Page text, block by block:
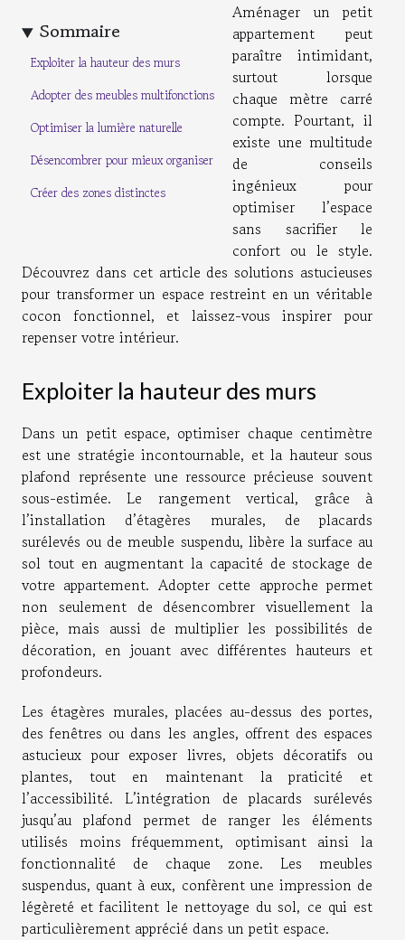
Sommaire
Exploiter la hauteur des murs
Adopter des meubles multifonctions
Optimiser la lumière naturelle
Désencombrer pour mieux organiser
Créer des zones distinctes
Aménager un petit
appartement peut
paraître intimidant,
surtout lorsque
chaque mètre carré
compte. Pourtant, il
existe une multitude
de conseils
ingénieux pour
optimiser l’espace
sans sacrifier le
confort ou le style.
Découvrez dans cet article des solutions astucieuses
pour transformer un espace restreint en un véritable
cocon fonctionnel, et laissez-vous inspirer pour
repenser votre intérieur.
Exploiter la hauteur des murs
Dans un petit espace, optimiser chaque centimètre
est une stratégie incontournable, et la hauteur sous
plafond représente une ressource précieuse souvent
sous-estimée. Le rangement vertical, grâce à
l’installation d’étagères murales, de placards
surélevés ou de meuble suspendu, libère la surface au
sol tout en augmentant la capacité de stockage de
votre appartement. Adopter cette approche permet
non seulement de désencombrer visuellement la
pièce, mais aussi de multiplier les possibilités de
décoration, en jouant avec différentes hauteurs et
profondeurs.
Les étagères murales, placées au-dessus des portes,
des fenêtres ou dans les angles, offrent des espaces
astucieux pour exposer livres, objets décoratifs ou
plantes, tout en maintenant la praticité et
l’accessibilité. L’intégration de placards surélevés
jusqu’au plafond permet de ranger les éléments
utilisés moins fréquemment, optimisant ainsi la
fonctionnalité de chaque zone. Les meubles
suspendus, quant à eux, confèrent une impression de
légèreté et facilitent le nettoyage du sol, ce qui est
particulièrement apprécié dans un petit espace.